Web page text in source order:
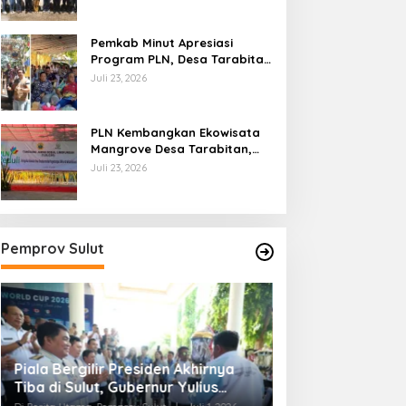
Pemkab Minut Apresiasi
Program PLN, Desa Tarabitan
Disiapkan Jadi Percontohan
Juli 23, 2026
PLN Kembangkan Ekowisata
Mangrove Desa Tarabitan,
Dorong UMK dan Ekonomi
Juli 23, 2026
Pemprov Sulut
Piala Bergilir Presiden Akhirnya
Tiba di Sulut, Gubernur Yulius